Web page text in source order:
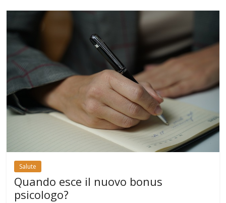
Salute
Quando esce il nuovo bonus
psicologo?